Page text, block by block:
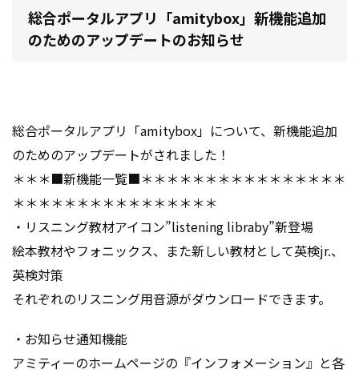
総合ポータルアプリ「amitybox」新機能追加
のためのアップデートのお知らせ
総合ポータルアプリ「amitybox」について、新機能追加
のためのアップデートがされました！
＊＊＊■新機能一覧■＊＊＊＊＊＊＊＊＊＊＊＊＊＊＊＊
＊＊＊＊＊＊＊＊＊＊＊＊＊＊＊＊
・リスニング教材アイコン”listening libraby”新登場
絵本教材やフォニックス、また新しい教材として英検jr.、
英検対策
それぞれのリスニング用音源がダウンロードできます。
・お知らせ通知機能
アミティーのホームページの『インフォメーション』と各